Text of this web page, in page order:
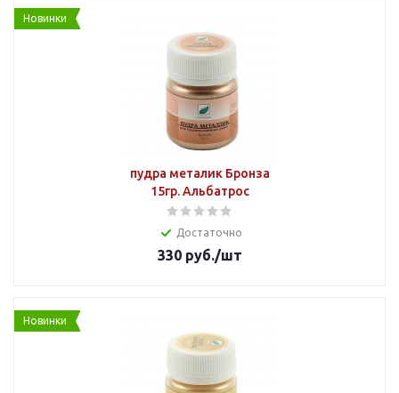
Новинки
пудра металик Бронза
15гр. Альбатрос
Достаточно
330 руб./шт
Новинки